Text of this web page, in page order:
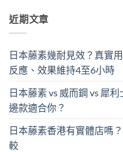
近期文章
日本藤素幾耐見效？真實
反應、效果維持4至6小時
日本藤素 vs 威而鋼 vs 犀
邊款適合你？
日本藤素香港有實體店嗎
較